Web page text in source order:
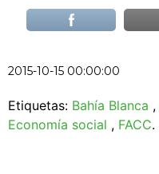
2015-10-15 00:00:00
Etiquetas: Bahía Blanca ,
Economía social , FACC.